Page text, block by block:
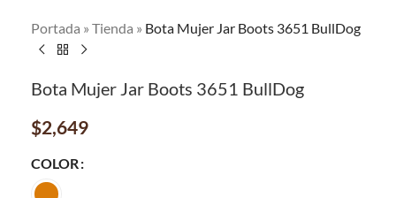
Portada » Tienda » Bota Mujer Jar Boots 3651 BullDog
Bota Mujer Jar Boots 3651 BullDog
$2,649
COLOR